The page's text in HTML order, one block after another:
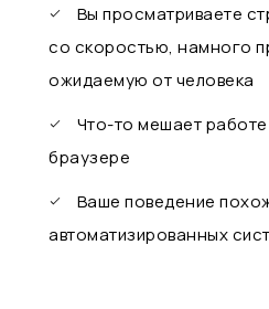
Вы просматриваете
со скоростью, намного
ожидаемую от человека
Что-то мешает
браузере
Ваше поведение
автоматизированных